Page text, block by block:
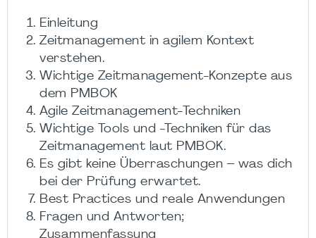
Einleitung
Zeitmanagement in agilem Kontext
verstehen.
Wichtige Zeitmanagement-Konzepte aus
dem PMBOK
Agile Zeitmanagement-Techniken
Wichtige Tools und -Techniken für das
Zeitmanagement laut PMBOK.
Es gibt keine Überraschungen – was dich
bei der Prüfung erwartet.
Best Practices und reale Anwendungen
Fragen und Antworten;
Zusammenfassung